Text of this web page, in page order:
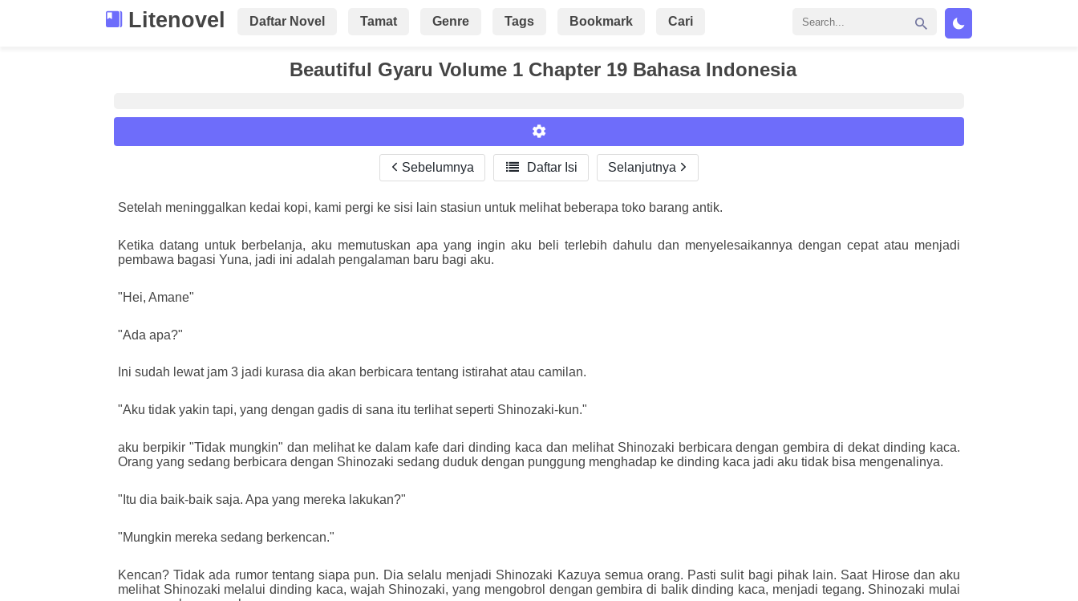
Litenovel Daftar Novel Tamat Genre Tags Bookmark Cari
Beautiful Gyaru Volume 1 Chapter 19 Bahasa Indonesia
Font :
Size :
Sebelumnya  Daftar Isi Selanjutnya
Setelah meninggalkan kedai kopi, kami pergi ke sisi lain stasiun untuk melihat beberapa toko barang antik.
Ketika datang untuk berbelanja, aku memutuskan apa yang ingin aku beli terlebih dahulu dan menyelesaikannya dengan cepat atau menjadi
pembawa bagasi Yuna, jadi ini adalah pengalaman baru bagi aku.
"Hei, Amane"
"Ada apa?"
Ini sudah lewat jam 3 jadi kurasa dia akan berbicara tentang istirahat atau camilan.
"Aku tidak yakin tapi, yang dengan gadis di sana itu terlihat seperti Shinozaki-kun."
aku berpikir "Tidak mungkin" dan melihat ke dalam kafe dari dinding kaca dan melihat Shinozaki berbicara dengan gembira di dekat dinding kaca.
Orang yang sedang berbicara dengan Shinozaki sedang duduk dengan punggung menghadap ke dinding kaca jadi aku tidak bisa mengenalinya.
"Itu dia baik-baik saja. Apa yang mereka lakukan?"
"Mungkin mereka sedang berkencan."
Kencan? Tidak ada rumor tentang siapa pun. Dia selalu menjadi Shinozaki Kazuya semua orang. Pasti sulit bagi pihak lain. Saat Hirose dan aku
melihat Shinozaki melalui dinding kaca, wajah Shinozaki, yang mengobrol dengan gembira di balik dinding kaca, menjadi tegang. Shinozaki mulai